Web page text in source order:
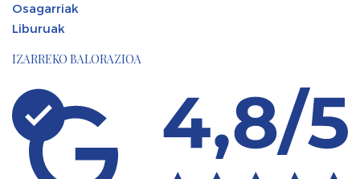
Osagarriak
Liburuak
IZARREKO BALORAZIOA